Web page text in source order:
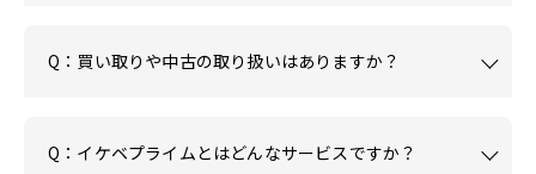
Q：買い取りや中古の取り扱いはありますか？
Q：イケベプライムとはどんなサービスですか？